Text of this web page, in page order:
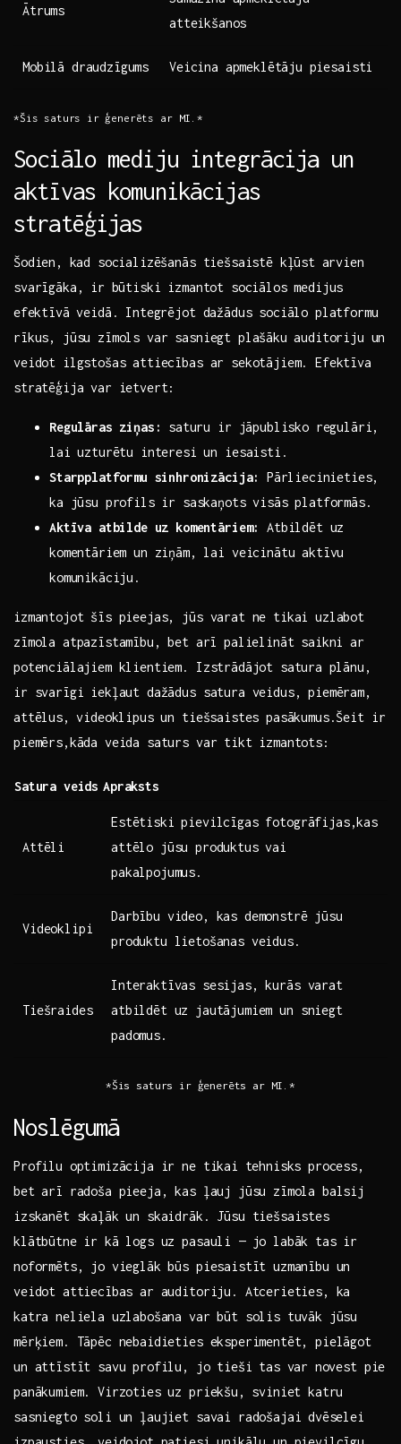
Ātrums
atteikšanos
Mobilā draudzīgums Veicina apmeklētāju⁣ piesaisti
*Šis saturs ⁣ir ģenerēts ar MI.*
Sociālo mediju integrācija⁢ un
aktīvas‌ komunikācijas
stratēģijas
Šodien, ⁤kad ​socializēšanās tiešsaistē kļūst⁢ arvien
svarīgāka, ⁤ir būtiski izmantot sociālos medijus
⁤efektīvā veidā. Integrējot dažādus sociālo platformu
rīkus, jūsu ‍zīmols var‍ sasniegt plašāku⁤ auditoriju ⁤un
veidot ilgstošas attiecības ar sekotājiem. ‍Efektīva
stratēģija var ietvert:
Regulāras ziņas:
⁣saturu ir jāpublisko‌ regulāri,
lai uzturētu interesi un iesaisti.
Starpplatformu sinhronizācija:
⁢Pārliecinieties,
ka‌ jūsu profils ir saskaņots visās platformās.
Aktīva atbilde uz komentāriem:
Atbildēt uz
komentāriem‌ un ziņām, lai veicinātu aktīvu
‌komunikāciju.
izmantojot šīs pieejas, jūs varat ne tikai uzlabot
zīmola atpazīstamību,⁣ bet arī palielināt saikni ar
potenciālajiem klientiem. Izstrādājot satura⁣ plānu,
ir svarīgi iekļaut dažādus satura ‌veidus, piemēram,
attēlus, ⁣videoklipus un tiešsaistes‌ pasākumus.Šeit ir
piemērs,kāda veida saturs var tikt izmantots:
Satura ‌veids Apraksts
Attēli
Estētiski pievilcīgas fotogrāfijas,kas
attēlo ‍jūsu produktus ‍vai⁤
pakalpojumus.
Videoklipi
Darbību video, kas demonstrē jūsu
produktu lietošanas veidus.
Tiešraides
Interaktīvas sesijas, kurās varat
atbildēt uz jautājumiem‍ un sniegt
padomus.
*Šis saturs ir ģenerēts ar MI.*
Noslēgumā
Profilu optimizācija ir ne ‌tikai⁢ tehnisks process,
bet arī radoša ​pieeja, kas ļauj jūsu​ zīmola balsij
izskanēt skaļāk un skaidrāk. Jūsu ‍tiešsaistes
klātbūtne ‍ir kā logs uz pasauli — jo labāk tas ir
noformēts, jo vieglāk ‍būs piesaistīt uzmanību un
veidot attiecības ar auditoriju. Atcerieties, ka
katra neliela uzlabošana var būt ‌solis ‍tuvāk jūsu
mērķiem. Tāpēc nebaidieties eksperimentēt, pielāgot
un attīstīt savu profilu, jo tieši tas ⁤var ⁣novest pie
panākumiem. Virzoties uz priekšu, ⁤sviniet katru
sasniegto soli ‌un ļaujiet savai radošajai⁢ dvēselei